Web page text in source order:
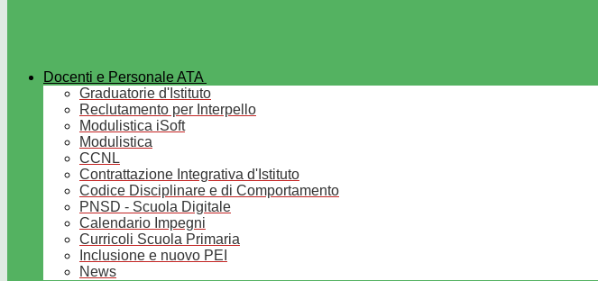
Docenti e Personale ATA
Graduatorie d'Istituto
Reclutamento per Interpello
Modulistica iSoft
Modulistica
CCNL
Contrattazione Integrativa d'Istituto
Codice Disciplinare e di Comportamento
PNSD - Scuola Digitale
Calendario Impegni
Curricoli Scuola Primaria
Inclusione e nuovo PEI
News